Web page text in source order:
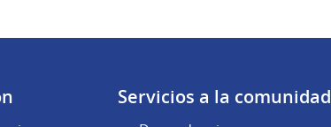
Servicios a la comunidad